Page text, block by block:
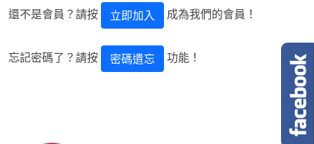
還不是會員？請按 立即加入 成為我們的會員！
忘記密碼了？請按 密碼遺忘 功能！